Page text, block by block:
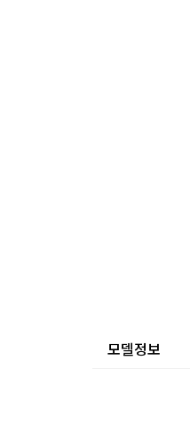
상세 정보
모델정보